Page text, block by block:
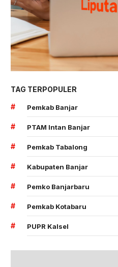
TAG TERPOPULER
#
Pemkab Banjar
# PTAM Intan Banjar
# Pemkab Tabalong
# Kabupaten Banjar
# Pemko Banjarbaru
# Pemkab Kotabaru
# PUPR Kalsel